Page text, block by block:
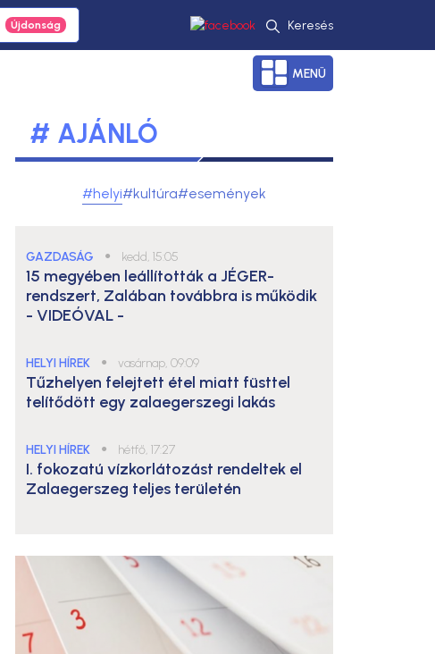
Keresés
MENÜ
# AJÁNLÓ
#helyi#kultúra#események
GAZDASÁG ● kedd, 15:05
15 megyében leállították a JÉGER-
rendszert, Zalában továbbra is működik
- VIDEÓVAL -
HELYI HÍREK ● vasárnap, 09:09
Tűzhelyen felejtett étel miatt füsttel
telítődött egy zalaegerszegi lakás
HELYI HÍREK ● hétfő, 17:27
I. fokozatú vízkorlátozást rendeltek el
Zalaegerszeg teljes területén